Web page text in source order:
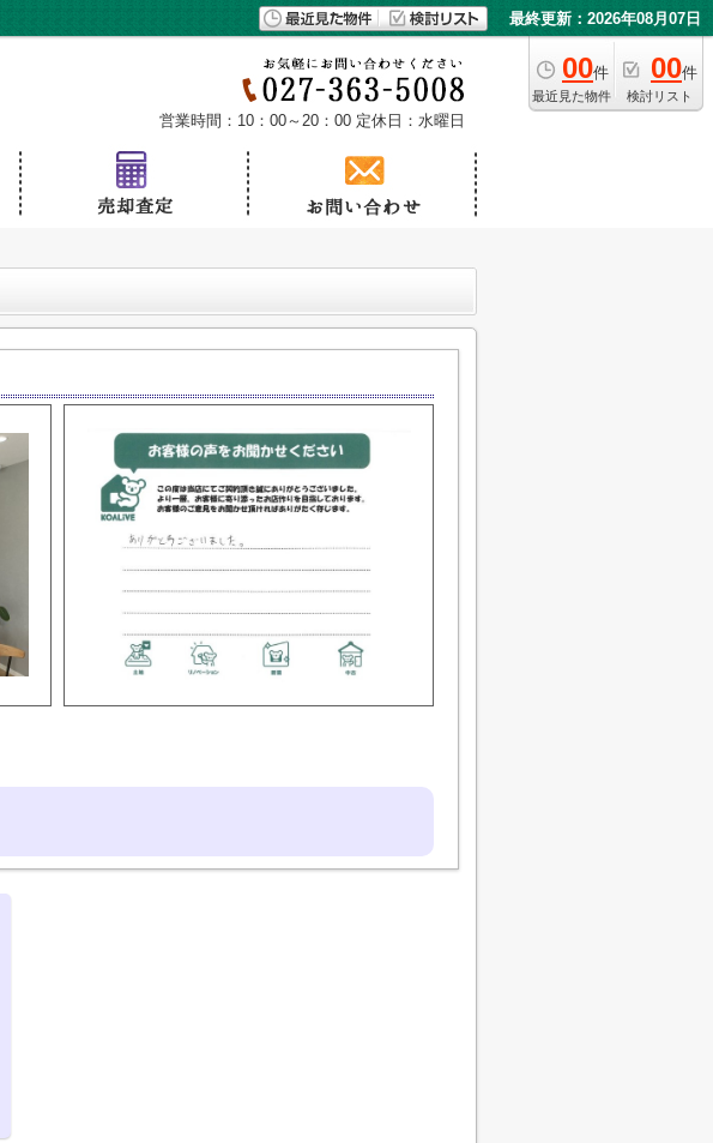
最終更新：2026年08月07日
00件
最近見た物件
00件
検討リスト
営業時間：10：00～20：00 定休日：水曜日